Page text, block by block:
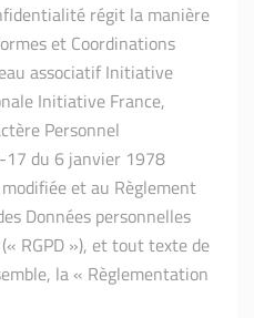
régit la manière
et Coordinations
associatif Initiative
Initiative France,
Personnel
du 6 janvier 1978
et au Règlement
Données personnelles
RGPD »), et tout texte de
la « Règlementation